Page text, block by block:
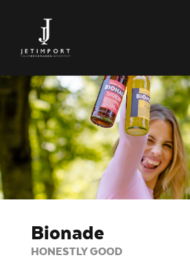
Bionade
HONESTLY GOOD